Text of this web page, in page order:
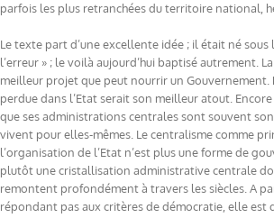
parfois les plus retranchées du territoire national,
Le texte part d’une excellente idée ; il était né
l’erreur » ; le voilà aujourd’hui baptisé autrement.
meilleur projet que peut nourrir un
perdue dans l’Etat serait son meilleur atout.
que ses administrations centrales sont souvent
vivent pour elles-mêmes. Le centralisme comme
l’organisation de l’Etat n’est plus une forme de
plutôt une cristallisation administrative centrale
remontent profondément à travers les siècles. A
répondant pas aux critères de démocratie, elle est